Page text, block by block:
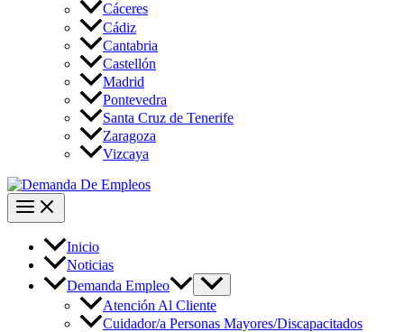
Cáceres
Cádiz
Cantabria
Castellón
Madrid
Pontevedra
Santa Cruz de Tenerife
Zaragoza
Vizcaya
Inicio
Noticias
Demanda Empleo
Atención Al Cliente
Cuidador/a Personas Mayores/Discapacitados